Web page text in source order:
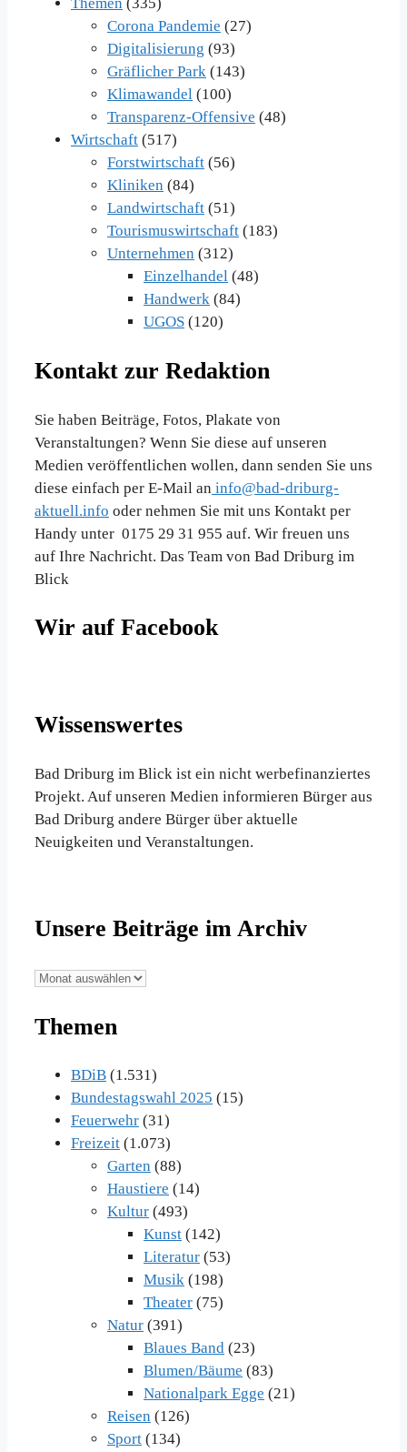
Themen (335)
Corona Pandemie (27)
Digitalisierung (93)
Gräflicher Park (143)
Klimawandel (100)
Transparenz-Offensive (48)
Wirtschaft (517)
Forstwirtschaft (56)
Kliniken (84)
Landwirtschaft (51)
Tourismuswirtschaft (183)
Unternehmen (312)
Einzelhandel (48)
Handwerk (84)
UGOS (120)
Kontakt zur Redaktion
Sie haben Beiträge, Fotos, Plakate von
Veranstaltungen? Wenn Sie diese auf unseren
Medien veröffentlichen wollen, dann senden Sie uns
diese einfach per E-Mail an info@bad-driburg-
aktuell.info oder nehmen Sie mit uns Kontakt per
Handy unter 0175 29 31 955 auf. Wir freuen uns
auf Ihre Nachricht. Das Team von Bad Driburg im
Blick
Wir auf Facebook
Wissenswertes
Bad Driburg im Blick ist ein nicht werbefinanziertes
Projekt. Auf unseren Medien informieren Bürger aus
Bad Driburg andere Bürger über aktuelle
Neuigkeiten und Veranstaltungen.
Unsere Beiträge im Archiv
Unsere
im
Themen
BDiB (1.531)
Bundestagswahl 2025 (15)
Feuerwehr (31)
Freizeit (1.073)
Garten (88)
Haustiere (14)
Kultur (493)
Kunst (142)
Literatur (53)
Musik (198)
Theater (75)
Natur (391)
Blaues Band (23)
Blumen/Bäume (83)
Nationalpark Egge (21)
Reisen (126)
Sport (134)